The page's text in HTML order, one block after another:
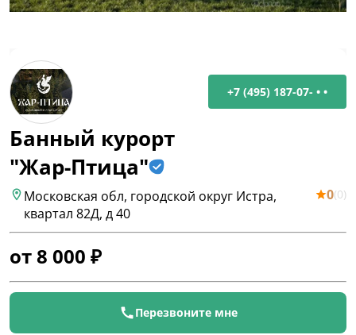
+7 (495) 187-07- • •
Банный курорт
"Жар-Птица"
Московская обл, городской округ Истра,
квартал 82Д, д 40
0(0)
от8 000 ₽
Перезвоните мне